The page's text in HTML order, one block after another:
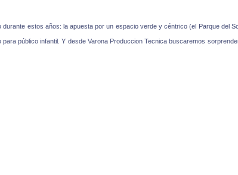
estos años: la apuesta por un espacio verde y céntrico (el Parque del
público infantil. Y desde Varona Produccion Tecnica buscaremos